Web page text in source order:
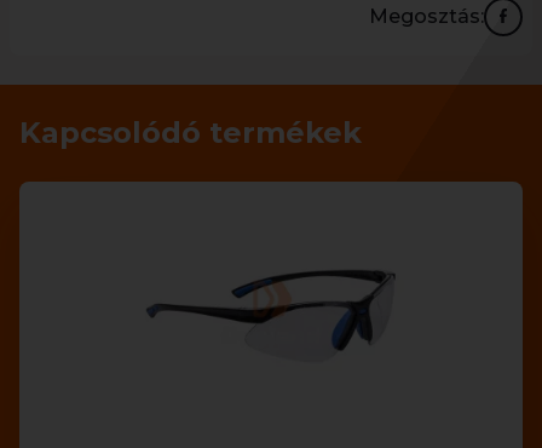
Megosztás:
Kapcsolódó termékek